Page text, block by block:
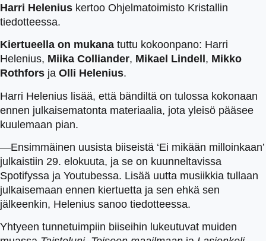
Harri Helenius kertoo Ohjelmatoimisto Kristallin
tiedotteessa.
Kiertueella on mukana tuttu kokoonpano: Harri
Helenius, Miika Colliander, Mikael Lindell , Mikko
Rothfors ja Olli Helenius.
Harri Helenius lisää, että bändiltä on tulossa kokonaan
ennen julkaisematonta materiaalia, jota yleisö pääsee
kuulemaan pian.
—Ensimmäinen uusista biiseistä ‘Ei mikään milloinkaan’
julkaistiin 29. elokuuta, ja se on kuunneltavissa
Spotifyssa ja Youtubessa. Lisää uutta musiikkia tullaan
julkaisemaan ennen kiertuetta ja sen ehkä sen
jälkeenkin, Helenius sanoo tiedotteessa.
Yhtyeen tunnetuimpiin biiseihin lukeutuvat muiden